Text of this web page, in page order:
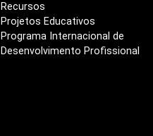
Recursos
Projetos Educativos
Programa Internacional de
Desenvolvimento Profissional